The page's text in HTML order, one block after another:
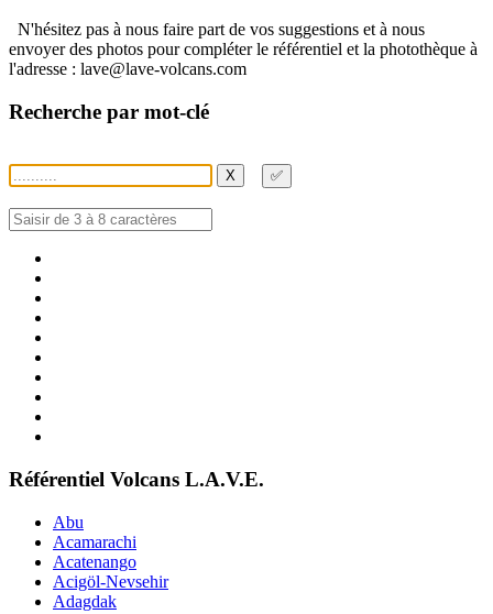
N'hésitez pas à nous faire part de vos suggestions et à nous
envoyer des photos pour compléter le référentiel et la photothèque à
l'adresse : lave@lave-volcans.com
Recherche par mot-clé
X ✅
Référentiel Volcans L.A.V.E.
Abu
Acamarachi
Acatenango
Acigöl-Nevsehir
Adagdak